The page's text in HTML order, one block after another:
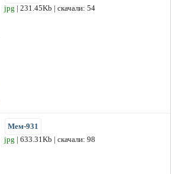
jpg | 231.45Kb | скачали: 54
Мем-931
jpg | 633.31Kb | скачали: 98